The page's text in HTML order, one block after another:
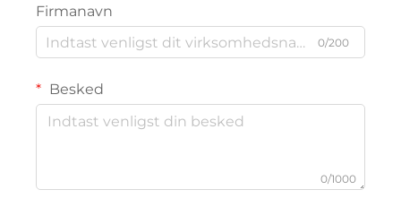
Firmanavn
0/200
Besked
0/1000